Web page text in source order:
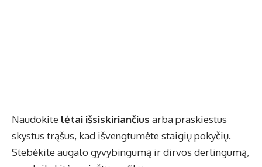
Naudokite lėtai išsiskiriančius arba praskiestus
skystus trąšus, kad išvengtumėte staigių pokyčių.
Stebėkite augalo gyvybingumą ir dirvos derlingumą,